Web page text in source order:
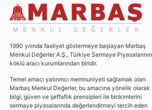
1990 yılında faaliyet göstermeye başlayan Marbaş
Menkul Değerler A.Ş., Türkiye Sermaye Piyasalarının
köklü aracı kurumlarından biridir.
Temel amacı yatırımcı memnuniyeti sağlamak olan
Marbaş Menkul Değerler, bu amacına yönelik olarak
bilgi, güven ve şeffaflık prensipleri ile birikimlerini
sermaye piyasalarında değerlendirmeyi tercih eden